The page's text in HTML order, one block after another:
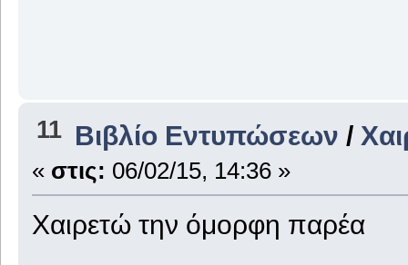
11 Βιβλίο Εντυπώσεων /
« στις: 06/02/15, 14:36 »
Χαιρετώ την όμορφη παρέα